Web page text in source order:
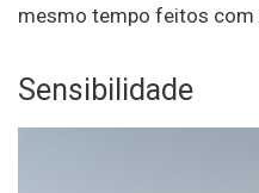
mesmo tempo feitos com
Sensibilidade